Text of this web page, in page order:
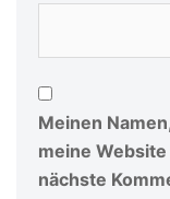
Meinen
meine
nächste